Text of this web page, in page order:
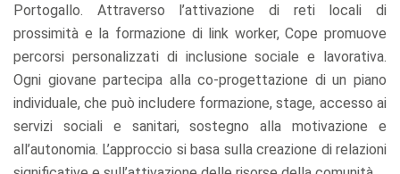
Portogallo. Attraverso l’attivazione di reti locali di
prossimità e la formazione di link worker, Cope promuove
percorsi personalizzati di inclusione sociale e lavorativa.
Ogni giovane partecipa alla co-progettazione di un piano
individuale, che può includere formazione, stage, accesso ai
servizi sociali e sanitari, sostegno alla motivazione e
all’autonomia. L’approccio si basa sulla creazione di relazioni